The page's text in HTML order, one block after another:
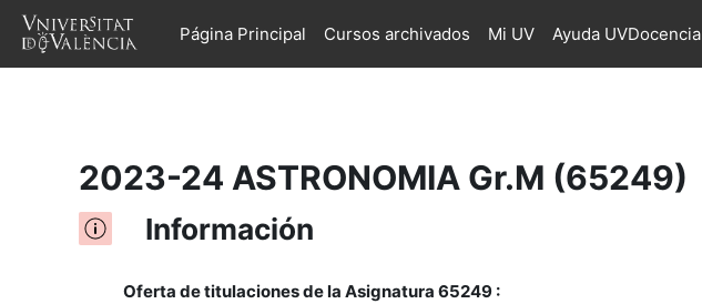
Salta al contenido principalPágina Principal Cursos archivados Mi UV Ayuda UVDocencia
2023-24 ASTRONOMIA Gr.M (65249)
Información
Oferta de titulaciones de la Asignatura 65249 :